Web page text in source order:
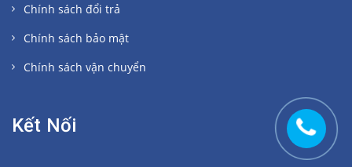
Chính sách đổi trả
Chính sách bảo mật
Chính sách vận chuyển
Kết Nối